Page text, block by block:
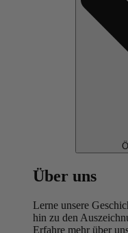
Über uns
Lerne unsere
hin zu den
Erfahre mehr über